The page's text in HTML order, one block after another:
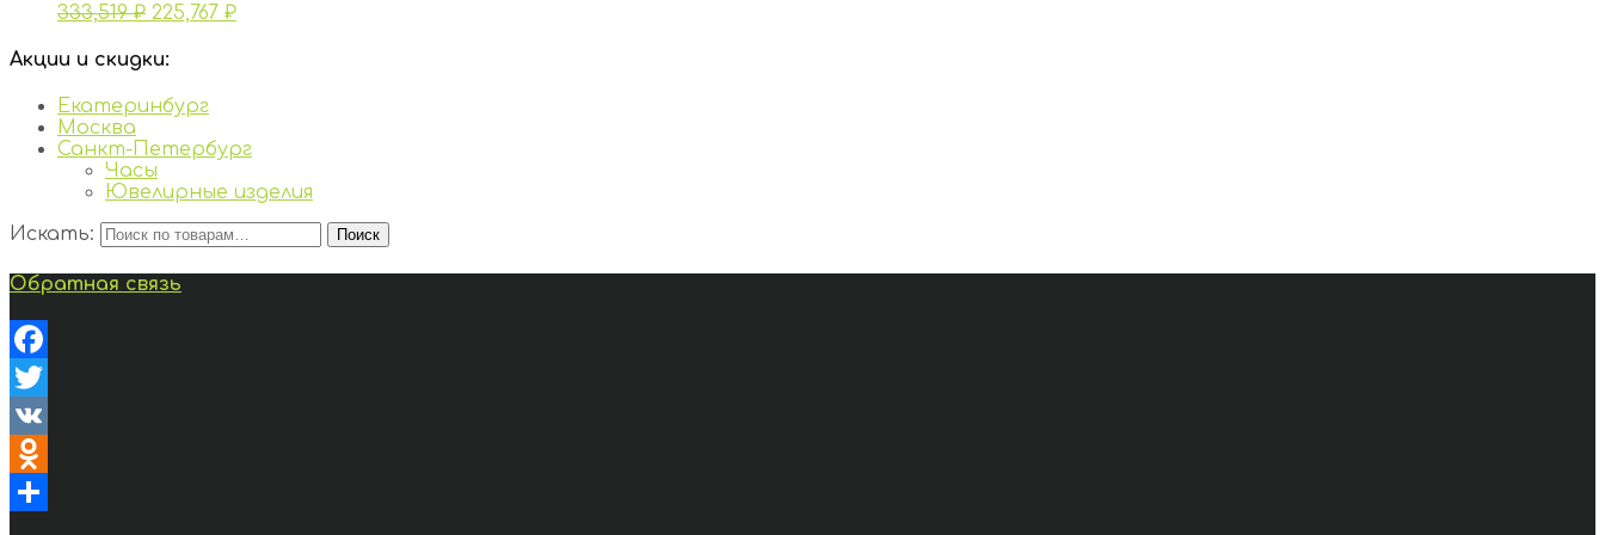
333,519₽ 225,767 ₽
Акции и скидки:
Екатеринбург
Москва
Санкт-Петербург
Часы
Ювелирные изделия
Искать:
Поиск
Обратная связь
Facebook
Twitter
VK
Odnoklassniki